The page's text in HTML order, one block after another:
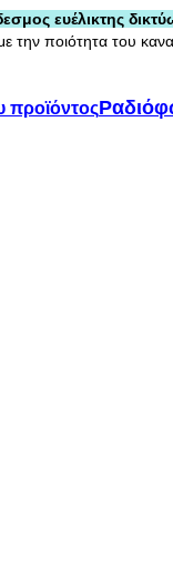
ευέλικτης
την ποιότητα του
προϊόντος